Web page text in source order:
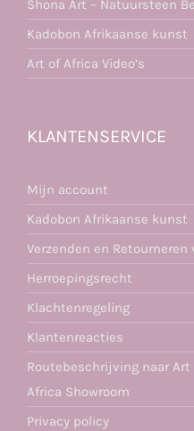
Shona Art – Natuursteen
Kadobon Afrikaanse kunst
Art of Africa Video’s
KLANTENSERVICE
Mijn account
Kadobon Afrikaanse kunst
Verzenden en
Herroepingsrecht
Klachtenregeling
Klantenreacties
Routebeschrijving naar
Africa Showroom
Privacy policy